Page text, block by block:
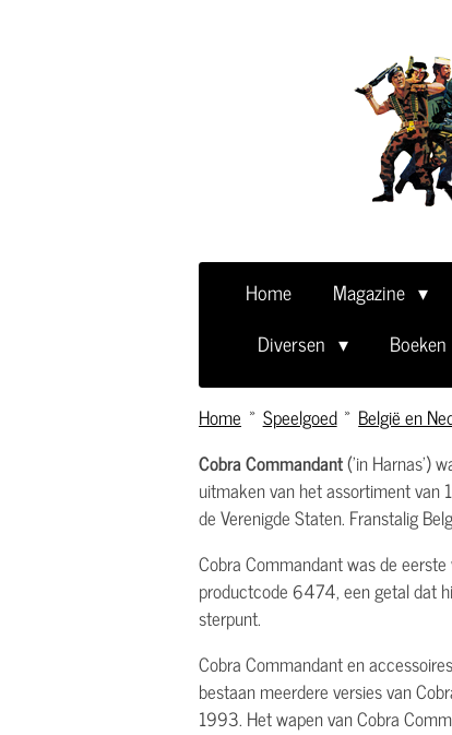
Home Magazine
Diversen
Boeken
Home » Speelgoed » België en
Cobra Commandant('in Harnas')
uitmaken van het assortiment van
de Verenigde Staten. Franstalig
Cobra Commandant was de
productcode 6474, een getal dat
sterpunt.
Cobra Commandant en
bestaan meerdere versies van
1993. Het wapen van Cobra